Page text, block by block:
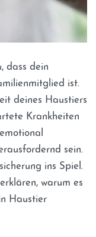
dass dein
ist.
deines Haustiers
Krankheiten
sein.
ins Spiel.
warum es
Haustier